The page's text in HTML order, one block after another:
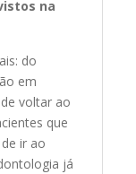
na
do
em
voltar ao
que
ir ao
já